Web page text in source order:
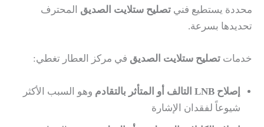
محددة يستطيع فني تصليح ستلايت الصديق المحترف
تحديدها بسرعة.
خدمات تصليح ستلايت الصديق في مركز العطار تغطي:
إصلاح LNB التالف أو المتأثر بالتقادم
وهو السبب الأكثر
شيوعاً لفقدان الإشارة